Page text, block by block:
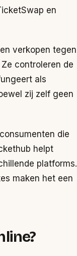
en
verkopen tegen
controleren de
als
zij zelf geen
die
helpt
platforms.
maken het een